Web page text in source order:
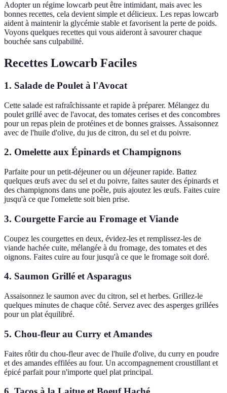
Adopter un régime lowcarb peut être intimidant, mais avec les
bonnes recettes, cela devient simple et délicieux. Les repas lowcarb
aident à maintenir la glycémie stable et favorisent la perte de poids.
Voyons quelques recettes qui vous aideront à savourer chaque
bouchée sans culpabilité.
Recettes Lowcarb Faciles
1. Salade de Poulet à l'Avocat
Cette salade est rafraîchissante et rapide à préparer. Mélangez du
poulet grillé avec de l'avocat, des tomates cerises et des concombres
pour un repas plein de protéines et de bonnes graisses. Assaisonnez
avec de l'huile d'olive, du jus de citron, du sel et du poivre.
2. Omelette aux Épinards et Champignons
Parfaite pour un petit-déjeuner ou un déjeuner rapide. Battez
quelques œufs avec du sel et du poivre, faites sauter des épinards et
des champignons dans une poêle, puis ajoutez les œufs. Faites cuire
jusqu'à ce que l'omelette soit bien prise.
3. Courgette Farcie au Fromage et Viande
Coupez les courgettes en deux, évidez-les et remplissez-les de
viande hachée cuite, mélangée à du fromage, des tomates et des
oignons. Faites cuire au four jusqu'à ce que le fromage soit doré.
4. Saumon Grillé et Asparagus
Assaisonnez le saumon avec du citron, sel et herbes. Grillez-le
quelques minutes de chaque côté. Servez avec des asperges grillées
pour un plat équilibré.
5. Chou-fleur au Curry et Amandes
Faites rôtir du chou-fleur avec de l'huile d'olive, du curry en poudre
et des amandes effilées au four. Un accompagnement croustillant et
épicé parfait pour n'importe quel plat principal.